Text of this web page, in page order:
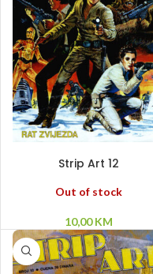
Strip Art 12
Out of stock
10,00KM